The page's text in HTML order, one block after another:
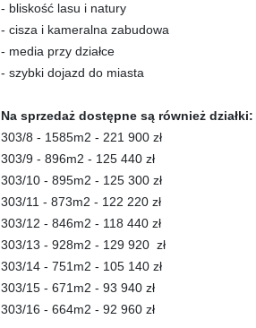
- bliskość lasu i natury
- cisza i kameralna zabudowa
- media przy działce
- szybki dojazd do miasta
Na sprzedaż dostępne są również działki:
303/8 - 1585m2 - 221 900 zł
303/9 - 896m2 - 125 440 zł
303/10 - 895m2 - 125 300 zł
303/11 - 873m2 - 122 220 zł
303/12 - 846m2 - 118 440 zł
303/13 - 928m2 - 129 920 zł
303/14 - 751m2 - 105 140 zł
303/15 - 671m2 - 93 940 zł
303/16 - 664m2 - 92 960 zł